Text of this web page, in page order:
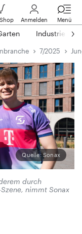
Anmelden Menü
Industrie
7/2025
Quelle: Sonax
durch
nimmt Sonax